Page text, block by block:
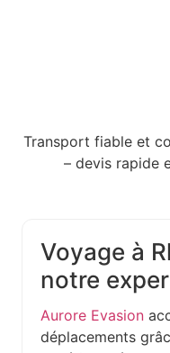
Transport fiable et
– devis rapide
Voyage à
notre
Aurore Evasion
déplacements